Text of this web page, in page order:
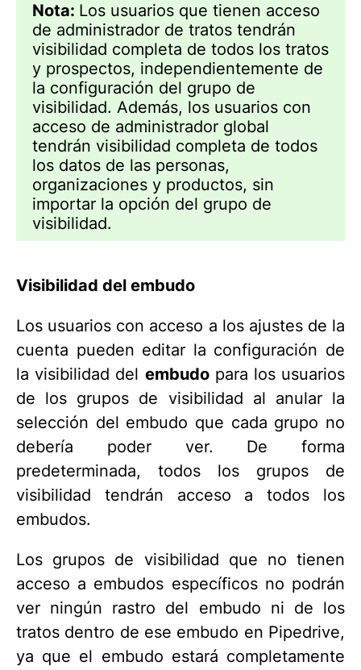
Nota: Los usuarios que tienen acceso
de administrador de tratos tendrán
visibilidad completa de todos los tratos
y prospectos, independientemente de
la configuración del grupo de
visibilidad. Además, los usuarios con
acceso de administrador global
tendrán visibilidad completa de todos
los datos de las personas,
organizaciones y productos, sin
importar la opción del grupo de
visibilidad.
Visibilidad del embudo
Los usuarios con acceso a los ajustes de la
cuenta pueden editar la configuración de
la visibilidad del embudopara los usuarios
de los grupos de visibilidad al anular la
selección del embudo que cada grupo no
debería poder ver. De forma
predeterminada, todos los grupos de
visibilidad tendrán acceso a todos los
embudos.
Los grupos de visibilidad que no tienen
acceso a embudos específicos no podrán
ver ningún rastro del embudo ni de los
tratos dentro de ese embudo en Pipedrive,
ya que el embudo estará completamente